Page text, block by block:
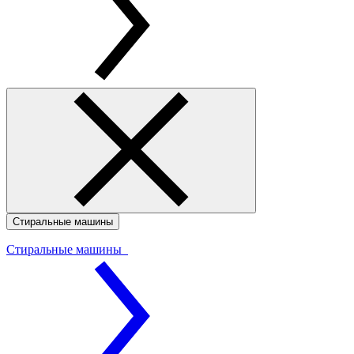
Стиральные машины
Стиральные машины